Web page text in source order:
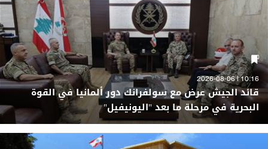
10:16 | 2026-08-06
قائد الجيش عرض مع سولفرانك دور ألمانيا في القوة
البحرية في مرحلة ما بعد "اليونيفيل"